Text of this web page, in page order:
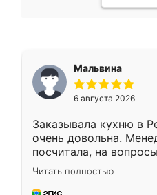
Мальвина
6 августа 2026
Заказывала кухню в
очень довольна.
посчитала, на
Замерщик приехал в
делу со всей
Читать полностью